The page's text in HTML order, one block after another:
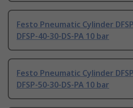
Festo Pneumatic Cylinder
DFSP-40-30-DS-PA 10 bar
Festo Pneumatic Cylinder
DFSP-50-30-DS-PA 10 bar